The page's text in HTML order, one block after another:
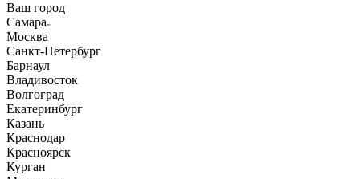
Ваш город
Самара
Москва
Санкт-Петербург
Барнаул
Владивосток
Волгоград
Екатеринбург
Казань
Краснодар
Красноярск
Курган